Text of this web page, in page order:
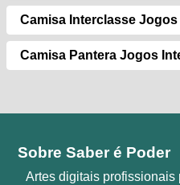
Camisa Interclasse
Camisa Pantera Jogos
Sobre Saber é Poder
Artes digitais profissionais